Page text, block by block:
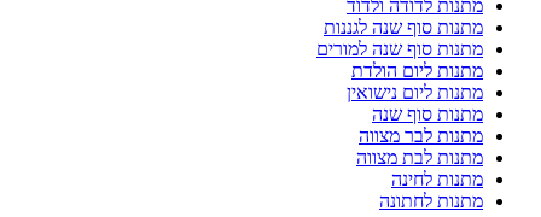
מתנות לדודה ולדוד
מתנות סוף שנה לגננות
מתנות סוף שנה למורים
מתנות ליום הולדת
מתנות ליום נישואין
מתנות סוף שנה
מתנות לבר מצווה
מתנות לבת מצווה
מתנות לחינה
מתנות לחתונה